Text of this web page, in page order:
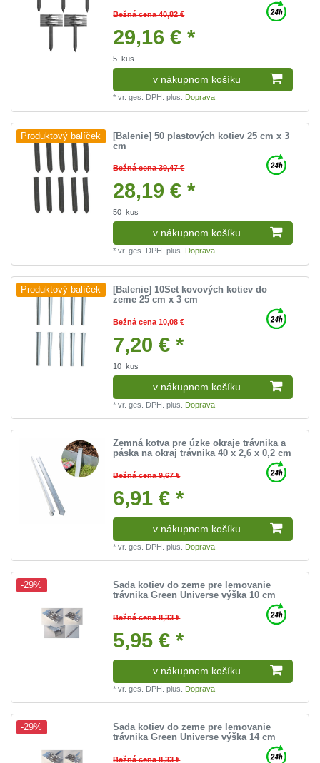
Bežná cena 40,82 €
29,16 € *
5 kus
v nákupnom košíku
*vr. ges. DPH. plus. Doprava
Produktový balíček
[Balenie] 50 plastových kotiev 25 cm x 3
cm
Bežná cena 39,47 €
28,19 € *
50 kus
v nákupnom košíku
*vr. ges. DPH. plus. Doprava
Produktový balíček
[Balenie] 10Set kovových kotiev do
zeme 25 cm x 3 cm
Bežná cena 10,08 €
7,20 € *
10 kus
v nákupnom košíku
*vr. ges. DPH. plus. Doprava
Zemná kotva pre úzke okraje trávnika a
páska na okraj trávnika 40 x 2,6 x 0,2 cm
Bežná cena 9,67 €
6,91 € *
v nákupnom košíku
*vr. ges. DPH. plus. Doprava
-29%
Sada kotiev do zeme pre lemovanie
trávnika Green Universe výška 10 cm
Bežná cena 8,33 €
5,95 € *
v nákupnom košíku
*vr. ges. DPH. plus. Doprava
-29%
Sada kotiev do zeme pre lemovanie
trávnika Green Universe výška 14 cm
Bežná cena 8,33 €